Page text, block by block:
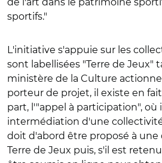
sportifs."
L'initiative s'appuie sur les
sont labellisées "Terre de Jeux"
ministère de la Culture
porteur de projet, il existe en
part, l'"appel à participation",
intermédiation d'une
doit d'abord être proposé à une
Terre de Jeux puis, s'il est